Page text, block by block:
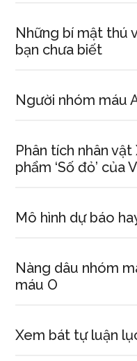
Những bí mật thú
bạn chưa biết
Người nhóm máu
Phân tích nhân
phẩm ‘Số đỏ’ của
Mô hình dự báo
Nàng dâu nhóm
máu O
Xem bát tự luận